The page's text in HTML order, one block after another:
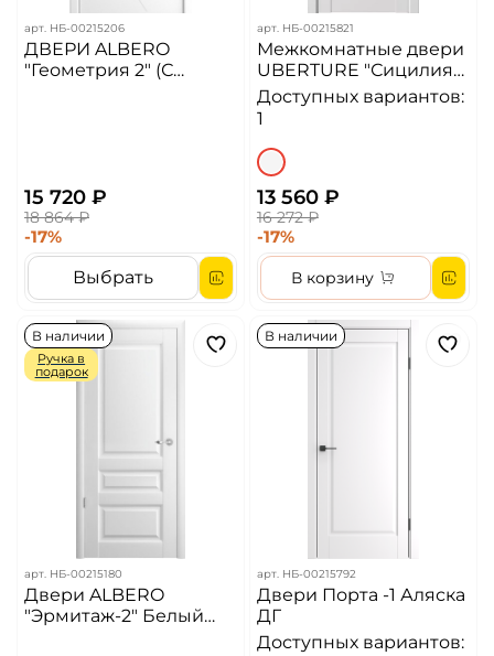
арт. НБ-00215206
ДВЕРИ ALBERO
"Геометрия 2" (С
15 720 ₽
18 864 ₽
-17%
Выбрать
арт. НБ-00215821
Межкомнатные двери
UBERTURE "Сицилия"
ДГ Снежная королева,
Доступных вариантов:
1
13 560 ₽
16 272 ₽
-17%
В корзину
В наличии
Ручка в
подарок
арт. НБ-00215180
Двери ALBERO
"Эрмитаж-2" Белый
В наличии
арт. НБ-00215792
Двери Порта -1 Аляска
ДГ
Доступных вариантов: